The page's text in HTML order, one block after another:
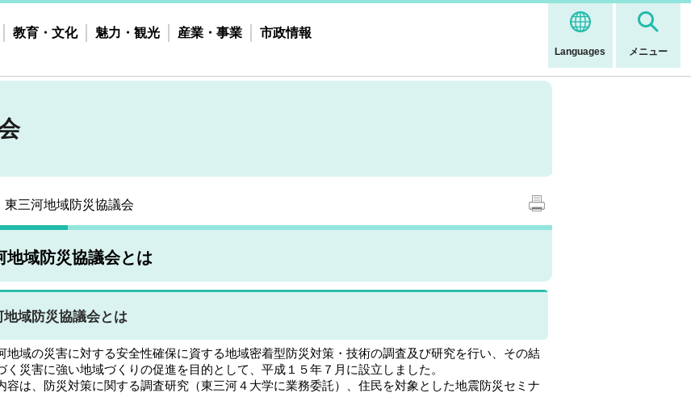
Languages メニュー
教育・文化 魅力・観光 産業・事業 市政情報
東三河地域防災協議会
地域防災協議会とは
地域防災協議会とは
域の災害に対する安全性確保に資する地域密着型防災対策・技術の調査及び研究を行い、その結
く災害に強い地域づくりの促進を目的として、平成１５年７月に設立しました。
は、防災対策に関する調査研究（東三河４大学に業務委託）、住民を対象とした地震防災セミナ